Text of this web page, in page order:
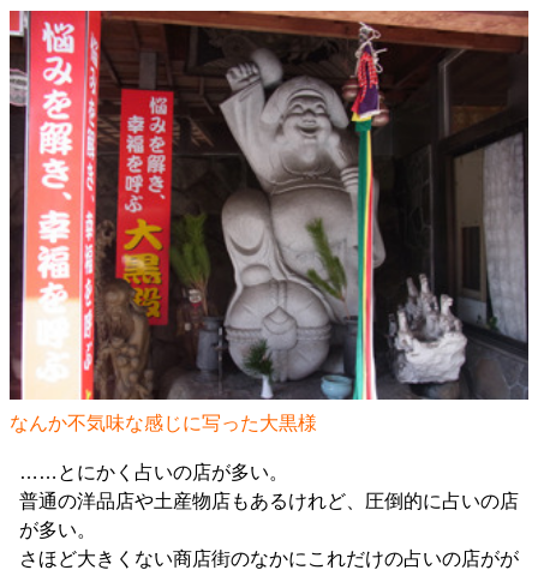
なんか不気味な感じに写った大黒様
……とにかく占いの店が多い。
普通の洋品店や土産物店もあるけれど、圧倒的に占いの店
が多い。
さほど大きくない商店街のなかにこれだけの占いの店がが